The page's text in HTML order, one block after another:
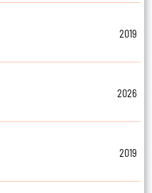
2019
2026
2019